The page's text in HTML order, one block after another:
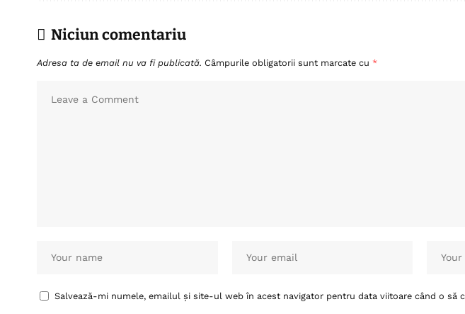
Niciun comentariu
Adresa ta de email nu va fi publicată. Câmpurile obligatorii sunt marcate cu *
Salvează-mi numele, emailul și site-ul web în acest navigator pentru data viitoare când o să